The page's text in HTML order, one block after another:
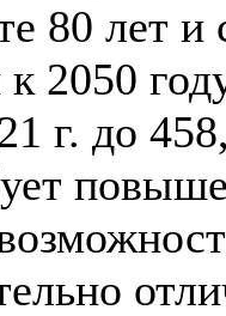
80 лет и
2050
г. до